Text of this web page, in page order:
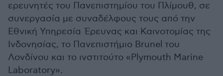
ερευνητές του Πανεπιστημίου του Πλίμουθ, σε
συνεργασία με συναδέλφους τους από την
Εθνική Υπηρεσία Έρευνας και Καινοτομίας της
Ινδονησίας, το Πανεπιστήμιο Brunel του
Λονδίνου και το ινστιτούτο «Plymouth Marine
Laboratory».